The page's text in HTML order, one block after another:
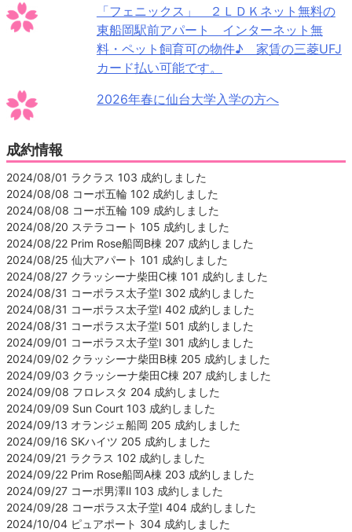
「フェニックス」 ２ＬＤＫネット無料の
東船岡駅前アパート インターネット無
料・ペット飼育可の物件♪ 家賃の三菱UFJ
カード払い可能です。
2026年春に仙台大学入学の方へ
成約情報
2024/08/01 ラクラス 103 成約しました
2024/08/08 コーポ五輪 102 成約しました
2024/08/08 コーポ五輪 109 成約しました
2024/08/20 ステラコート 105 成約しました
2024/08/22 Prim Rose船岡B棟 207 成約しました
2024/08/25 仙大アパート 101 成約しました
2024/08/27 クラッシーナ柴田C棟 101 成約しました
2024/08/31 コーポラス太子堂Ⅰ 302 成約しました
2024/08/31 コーポラス太子堂Ⅰ 402 成約しました
2024/08/31 コーポラス太子堂Ⅰ 501 成約しました
2024/09/01 コーポラス太子堂Ⅰ 301 成約しました
2024/09/02 クラッシーナ柴田B棟 205 成約しました
2024/09/03 クラッシーナ柴田C棟 207 成約しました
2024/09/08 フロレスタ 204 成約しました
2024/09/09 Sun Court 103 成約しました
2024/09/13 オランジェ船岡 205 成約しました
2024/09/16 SKハイツ 205 成約しました
2024/09/21 ラクラス 102 成約しました
2024/09/22 Prim Rose船岡A棟 203 成約しました
2024/09/27 コーポ男澤Ⅱ 103 成約しました
2024/09/28 コーポラス太子堂Ⅰ 404 成約しました
2024/10/04 ピュアポート 304 成約しました